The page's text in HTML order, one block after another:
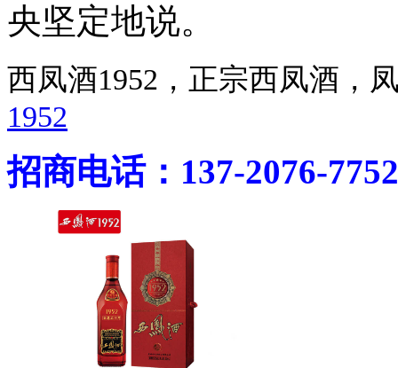
央坚定地说。
西凤酒1952，正宗西凤酒
1952
招商电话：137-2076-7752